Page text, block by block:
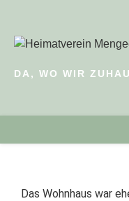
DA, WO WIR
Das Wohnhaus war